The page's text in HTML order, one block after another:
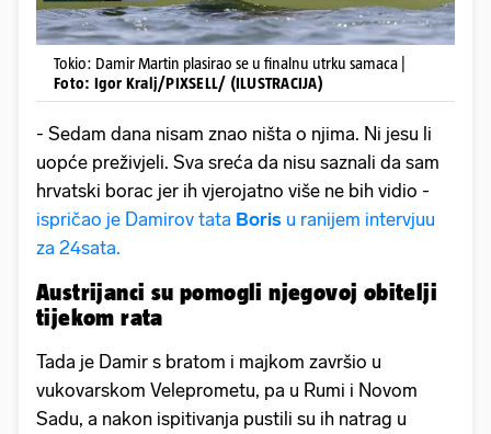
Tokio: Damir Martin plasirao se u finalnu utrku samaca |
Foto: Igor Kralj/PIXSELL/ (ILUSTRACIJA)
- Sedam dana nisam znao ništa o njima. Ni jesu li
uopće preživjeli. Sva sreća da nisu saznali da sam
hrvatski borac jer ih vjerojatno više ne bih vidio -
ispričao je Damirov tata Boris u ranijem intervjuu
za 24sata.
Austrijanci su pomogli njegovoj obitelji
tijekom rata
Tada je Damir s bratom i majkom završio u
vukovarskom Veleprometu, pa u Rumi i Novom
Sadu, a nakon ispitivanja pustili su ih natrag u